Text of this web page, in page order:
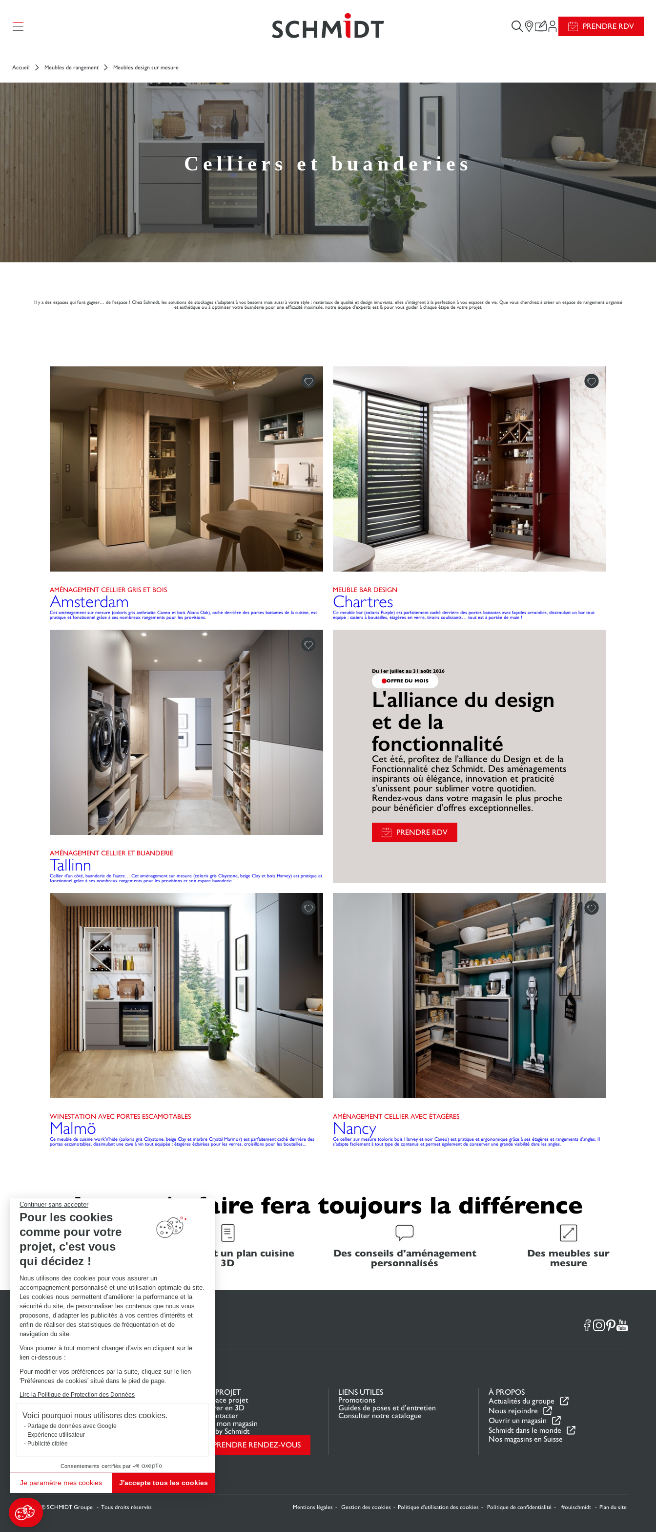
Continuer sans accepter
Pour les cookies
comme pour votre
projet, c'est vous
qui décidez !
Nous utilisons des cookies pour vous assurer un
accompagnement personnalisé et une utilisation optimale du site.
Les cookies nous permettent d’améliorer la performance et la
sécurité du site, de personnaliser les contenus que nous vous
proposons, d’adapter les publicités à vos centres d'intérêts et
enfin de réaliser des statistiques de fréquentation et de
navigation du site.
Vous pourrez à tout moment changer d'avis en cliquant sur le
lien ci-dessous :
Pour modifier vos préférences par la suite, cliquez sur le lien
'Préférences de cookies' situé dans le pied de page.
Lire la Politique de Protection des Données
Voici pourquoi nous utilisons des cookies.
Partage de données avec Google
Expérience utilisateur
Publicité ciblée
Consentements certifiés par
Je paramètre mes cookies J'accepte tous les cookies
Axeptio consent
Notre plateforme vous permet d'adapter et de gérer vos paramètres de confidentialité, en garantissant la conformité avec les réglementations. Personnalisez vos préférences pour contrôler la manière dont vos informations sont manipulées.
PRENDRE RDV
Accueil Meubles de rangement Meubles design sur mesure
Celliers et buanderies
Il y a des espaces qui font gagner… de l’espace ! Chez Schmidt, les solutions de stockages s’adaptent à vos besoins mais aussi à votre style : matériaux de qualité et design innovants, elles s’intègrent à la perfection à vos espaces de vie. Que vous cherchiez à créer un espace de rangement organisé
et esthétique ou à optimiser votre buanderie pour une efficacité maximale, notre équipe d'experts est là pour vous guider à chaque étape de votre projet.
AMÉNAGEMENT CELLIER GRIS ET BOIS
Amsterdam
Cet aménagement sur mesure (coloris gris anthracite Caneo et bois Alona Oak), caché derrière des portes battantes de la cuisine, est
pratique et fonctionnel grâce à ces nombreux rangements pour les provisions.
MEUBLE BAR DESIGN
Chartres
Ce meuble bar (coloris Purple) est parfaitement caché derrière des portes battantes avec façades arrondies, dissimulant un bar tout
équipé : casiers à bouteilles, étagères en verre, tiroirs coulissants… tout est à portée de main !
AMÉNAGEMENT CELLIER ET BUANDERIE
Tallinn
Cellier d'un côté, buanderie de l'autre… Cet aménagement sur mesure (coloris gris Claystone, beige Clay et bois Harvey) est pratique et
fonctionnel grâce à ses nombreux rangements pour les provisions et son espace buanderie.
Du 1er juillet au 31 août 2026
OFFRE DU MOIS
L'alliance du design
et de la
fonctionnalité
Cet été, profitez de l’alliance du Design et de la
Fonctionnalité chez Schmidt. Des aménagements
inspirants où élégance, innovation et praticité
s’unissent pour sublimer votre quotidien.
Rendez-vous dans votre magasin le plus proche
pour bénéficier d'offres exceptionnelles.
PRENDRE RDV
WINESTATION AVEC PORTES ESCAMOTABLES
Malmö
Ce meuble de cuisine work'n'hide (coloris gris Claystone, beige Clay et marbre Crystal Marmor) est parfaitement caché derrière des
portes escamotables, dissimulant une cave à vin tout équipée : étagères éclairées pour les verres, croisillons pour les bouteilles...
AMÉNAGEMENT CELLIER AVEC ÉTAGÈRES
Nancy
Ce cellier sur mesure (coloris bois Harvey et noir Caneo) est pratique et ergonomique grâce à ses étagères et rangements d'angles. Il
s'adapte facilement à tout type de contenus et permet également de conserver une grande visibilité dans les angles.
Le savoir-faire fera toujours la différence
Des garanties
d'excellence
Un devis et un plan cuisine
3D
Des conseils d'aménagement
personnalisés
Des meubles sur
mesure
DÉCOUVREZ L’UNIVERS SCHMIDT
Cuisines sur mesure
Meubles et rangements sur mesure
Salles de bain sur mesure
Schmidt pour les pros
VOTRE PROJET
Mon espace projet
Configurer en 3D
Nous contacter
Trouver mon magasin
Le Club by Schmidt
PRENDRE RENDEZ-VOUS
LIENS UTILES
Promotions
Guides de poses et d’entretien
Consulter notre catalogue
À PROPOS
Actualités du groupe
Nous rejoindre
Ouvrir un magasin
Schmidt dans le monde
Nos magasins en Suisse
2026 © SCHMIDT Groupe Tous droits réservés Mentions légales Gestion des cookies Politique d'utilisation des cookies Politique de confidentialité #ouischmidt Plan du site